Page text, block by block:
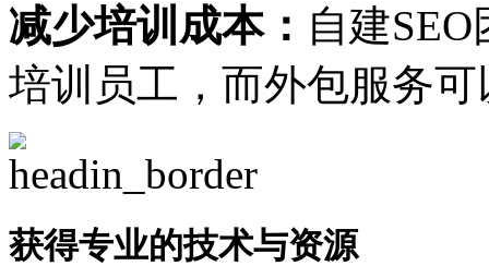
减少培训成本： 自建
培训员工，而外包服务
获得专业的技术与资源